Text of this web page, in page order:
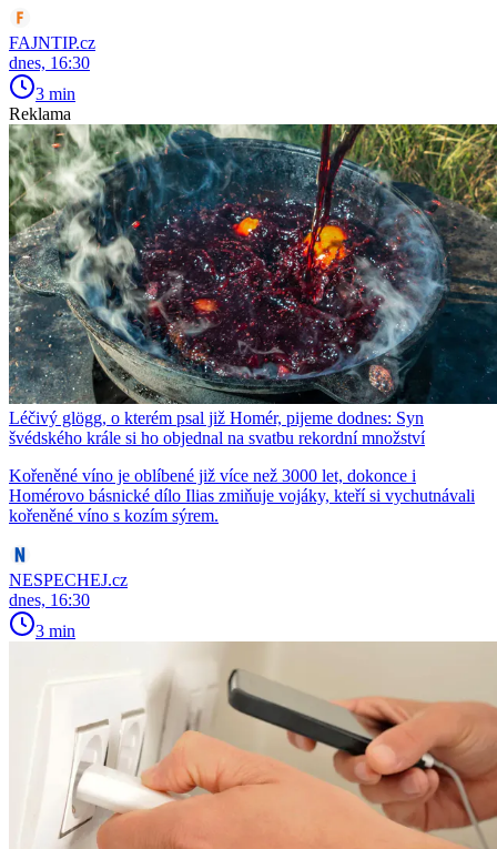
FAJNTIP.cz
dnes, 16:30
3 min
Reklama
Léčivý glögg, o kterém psal již Homér, pijeme dodnes: Syn
švédského krále si ho objednal na svatbu rekordní množství
Kořeněné víno je oblíbené již více než 3000 let, dokonce i
Homérovo básnické dílo Ilias zmiňuje vojáky, kteří si vychutnávali
kořeněné víno s kozím sýrem.
NESPECHEJ.cz
dnes, 16:30
3 min